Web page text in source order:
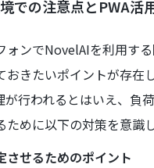
での注意点とPWA活
ォンでNovelAIを利用す
おきたいポイントが存在
が行われるとはいえ、負
ために以下の対策を意識
させるためのポイント